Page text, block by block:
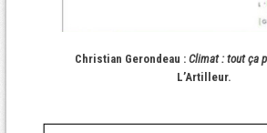
Christian Gerondeau : Climat : tout ça
L’Artilleur.